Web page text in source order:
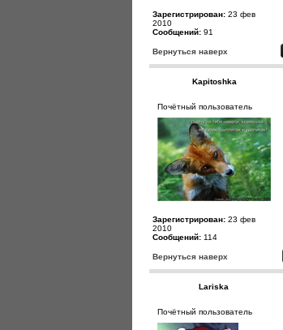
Зарегистрирован: 23 фев
2010
Сообщений: 91
Вернуться наверх
Kapitoshka
Почётный пользователь
Зарегистрирован: 23 фев
2010
Сообщений: 114
Вернуться наверх
Lariska
Почётный пользователь